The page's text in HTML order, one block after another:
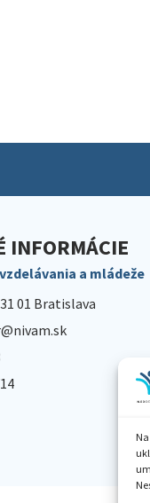
INFORMÁCIE
a mládeže
01 Bratislava